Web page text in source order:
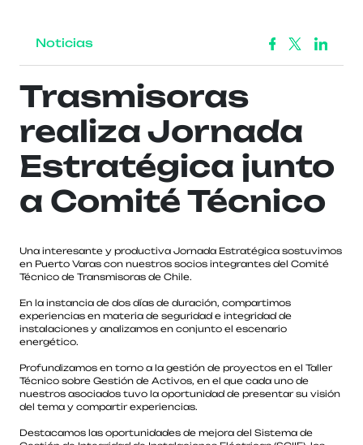
Noticias
Trasmisoras
realiza Jornada
Estratégica junto
a Comité Técnico
Una interesante y productiva Jornada Estratégica sostuvimos
en Puerto Varas con nuestros socios integrantes del Comité
Técnico de Transmisoras de Chile.
En la instancia de dos días de duración, compartimos
experiencias en materia de seguridad e integridad de
instalaciones y analizamos en conjunto el escenario
energético.
Profundizamos en torno a la gestión de proyectos en el Taller
Técnico sobre Gestión de Activos, en el que cada uno de
nuestros asociados tuvo la oportunidad de presentar su visión
del tema y compartir experiencias.
Destacamos las oportunidades de mejora del Sistema de